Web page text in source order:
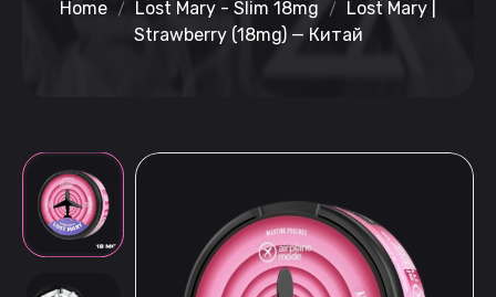
Home Lost Mary - Slim 18mg
Lost Mary |
Strawberry (18mg) — Китай